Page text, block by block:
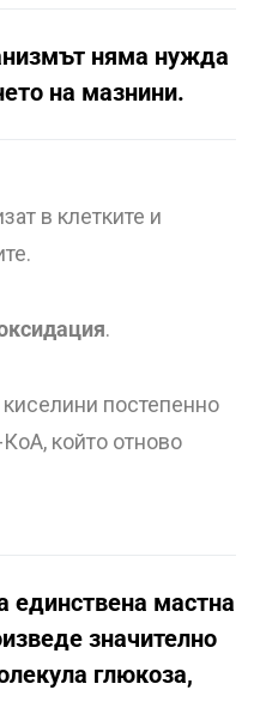
няма нужда
на мазнини.
в клетките и
.
постепенно
който отново
единствена мастна
значително
глюкоза,